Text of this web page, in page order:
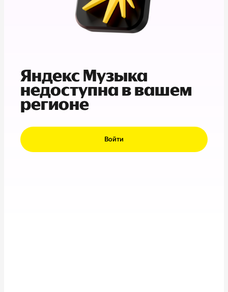
Яндекс Музыка
недоступна в вашем
регионе
Войти